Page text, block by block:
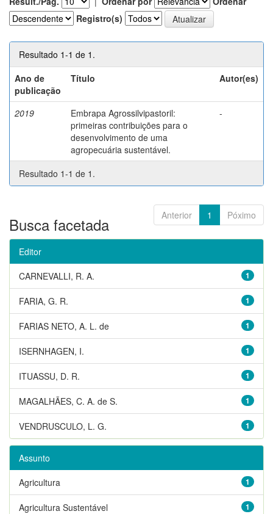
Registro(s)
Resultado 1-1 de 1.
Ano de
publicação
Título Autor(es)
2019
Embrapa Agrossilvipastoril:
primeiras contribuições para o
desenvolvimento de uma
agropecuária sustentável.
-
Resultado 1-1 de 1.
Anterior 1 Póximo
Busca facetada
Editor
1
CARNEVALLI, R. A.
1
FARIA, G. R.
1
FARIAS NETO, A. L. de
1
ISERNHAGEN, I.
1
ITUASSU, D. R.
1
MAGALHÃES, C. A. de S.
1
VENDRUSCULO, L. G.
Assunto
1
Agricultura
1
Agricultura Sustentável